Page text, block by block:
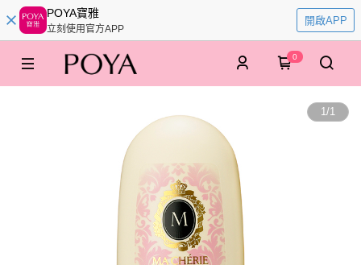
POYA寶雅
立刻使用官方APP
開啟APP
0
1/1